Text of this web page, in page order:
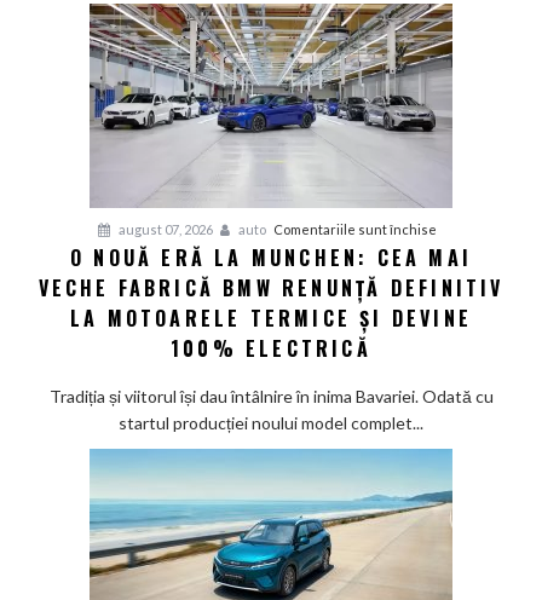
100%
electric
până
2030
șapte
noi
august 07, 2026 auto Comentariile sunt închise
O
nouă
eră
Cea
BMW
renunță
O NOUĂ ERĂ LA MUNCHEN: CEA MAI
VECHE FABRICĂ BMW RENUNȚĂ DEFINITIV
LA MOTOARELE TERMICE ȘI DEVINE
100% ELECTRICĂ
Tradiția și viitorul își dau întâlnire în inima Bavariei. Odată cu
startul producției noului model complet...